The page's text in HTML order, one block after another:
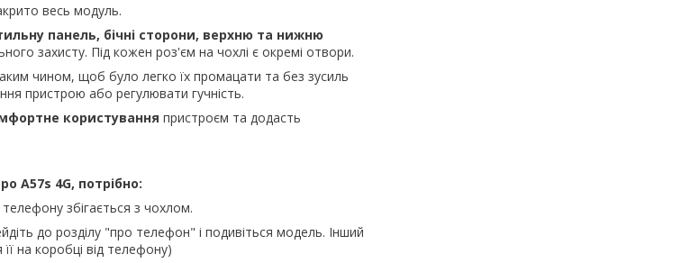
весь модуль.
панель, бічні сторони, верхню та нижню
захисту. Під кожен роз'єм на чохлі є окремі отвори.
чином, щоб було легко їх промацати та без зусиль
пристрою або регулювати гучність.
користування пристроєм та додасть
A57s 4G, потрібно:
збігається з чохлом.
до розділу "про телефон" і подивіться модель. Інший
на коробці від телефону)